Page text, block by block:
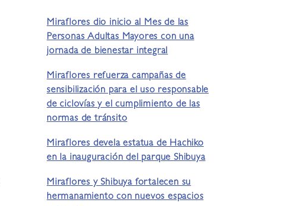
Miraflores dio inicio al Mes de las
Personas Adultas Mayores con una
jornada de bienestar integral
Miraflores refuerza campañas de
sensibilización para el uso responsable
de ciclovías y el cumplimiento de las
normas de tránsito
Miraflores devela estatua de Hachiko
en la inauguración del parque Shibuya
Miraflores y Shibuya fortalecen su
hermanamiento con nuevos espacios